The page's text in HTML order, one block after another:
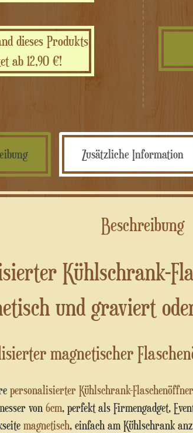
dieses Produkts
ab 12,90 €!
Zusätzliche Information
Beschreibung
Kühlschrank-
und graviert
magnetischer
personalisierter Kühlschrank-Flaschenöffner
von 6cm, perfekt als Firmengadget,
magnetisch, einfach am Kühlschrank